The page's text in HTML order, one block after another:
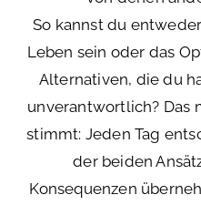
So kannst du
Leben sein oder das
Alternativen, die du
unverantwortlich? Das
stimmt: Jeden Tag
der beiden
Konsequenzen